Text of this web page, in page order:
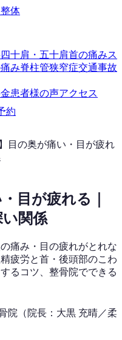
体
四十肩・五十肩首の痛みス
み脊柱管狭窄症交通事故
患者様の声アクセス
約
目の奥が痛い・目が疲れ
目が疲れる｜
関係
痛み・目の疲れがとれな
疲労と首・後頭部のこわ
るコツ、整骨院でできる
院（院長：大黒 充晴／柔